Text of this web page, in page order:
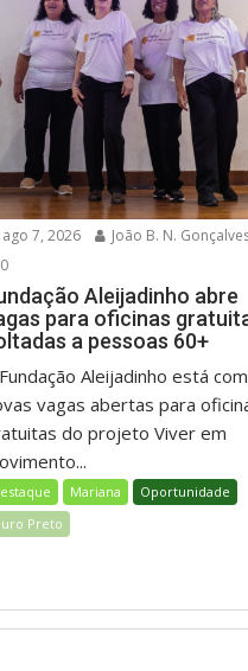
ago 7, 2026
João B. N.
0
Aleijadinho abre
para oficinas
a pessoas 60+
Aleijadinho está com
vagas abertas para
do projeto Viver em
Mariana
Oportunidade
Preto